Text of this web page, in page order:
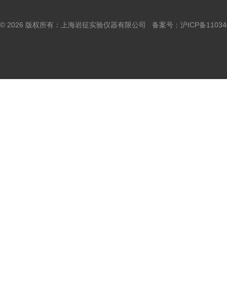
© 2026 版权所有：上海岩征实验仪器有限公司 备案号： 沪ICP备